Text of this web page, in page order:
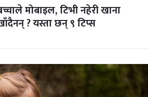
मोबाइल, टिभी नहेरी खाना
? यस्ता छन् ९ टिप्स